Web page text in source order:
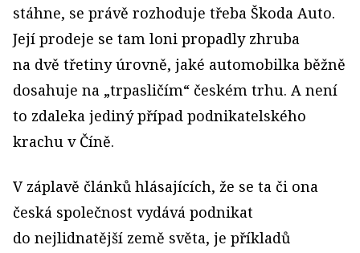
stáhne, se právě rozhoduje třeba Škoda Auto.
Její prodeje se tam loni propadly zhruba
na dvě třetiny úrovně, jaké automobilka běžně
dosahuje na „trpasličím“ českém trhu. A není
to zdaleka jediný případ podnikatelského
krachu v Číně.
V záplavě článků hlásajících, že se ta či ona
česká společnost vydává podnikat
do nejlidnatější země světa, je příkladů